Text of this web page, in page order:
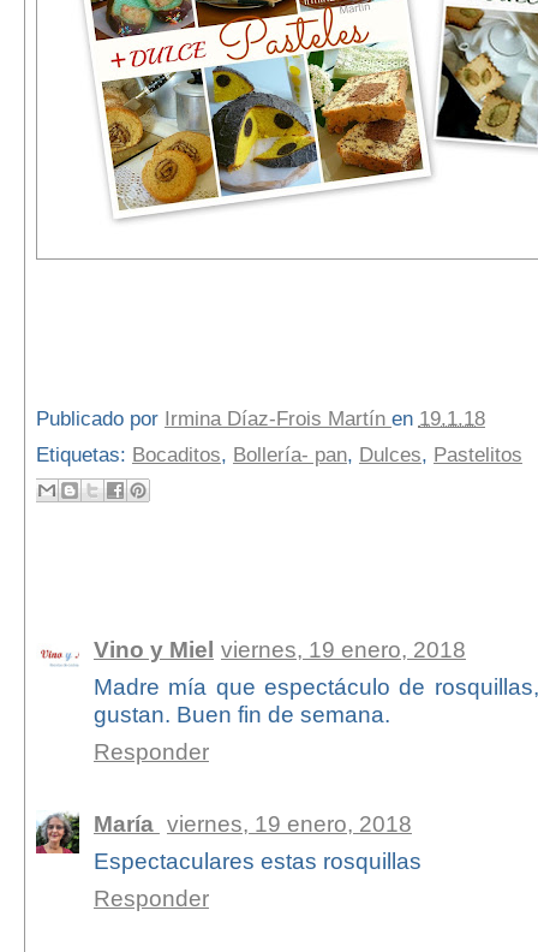
Publicado por Irmina Díaz-Frois Martín en 19.1.18
Etiquetas: Bocaditos, Bollería- pan, Dulces, Pastelitos
Vino y Miel viernes, 19 enero, 2018
Madre mía que espectáculo de
gustan. Buen fin de semana.
Responder
María viernes, 19 enero, 2018
Espectaculares estas rosquillas
Responder